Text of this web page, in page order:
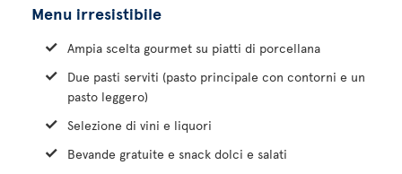
Menu irresistibile
Ampia scelta gourmet su piatti di porcellana
Due pasti serviti (pasto principale con contorni e un
pasto leggero)
Selezione di vini e liquori
Bevande gratuite e snack dolci e salati